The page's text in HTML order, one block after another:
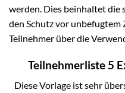
werden. Dies beinhaltet die
den Schutz vor
Teilnehmer über die
Teilnehmerliste 5
Diese Vorlage ist sehr